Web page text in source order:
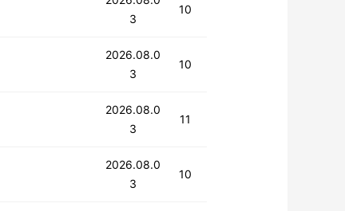
3
10
2026.08.0
3
10
2026.08.0
3
11
2026.08.0
3
10